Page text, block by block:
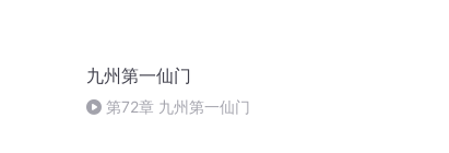
九州第一仙门
第72章 九州第一仙门